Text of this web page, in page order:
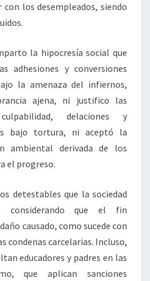
los desempleados, siendo
la hipocresía social que
adhesiones y conversiones
la amenaza del infiernos,
ajena, ni justifico las
delaciones y
bajo tortura, ni aceptó la
ambiental derivada de los
el progreso.
detestables que la sociedad
considerando que el fin
causado, como sucede con
condenas carcelarias. Incluso,
educadores y padres en las
que aplican sanciones